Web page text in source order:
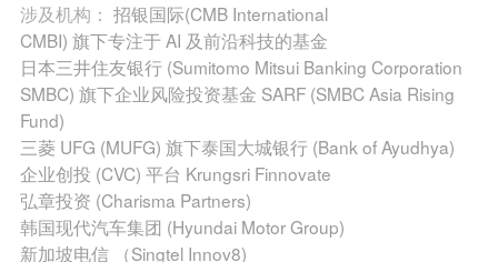
涉及机构： 招银国际(CMB International
CMBI) 旗下专注于 AI 及前沿科技的基金
日本三井住友银行 (Sumitomo Mitsui Banking Corporation
SMBC) 旗下企业风险投资基金 SARF (SMBC Asia Rising
Fund)
三菱 UFG (MUFG) 旗下泰国大城银行 (Bank of Ayudhya)
企业创投 (CVC) 平台 Krungsri Finnovate
弘章投资 (Charisma Partners)
韩国现代汽车集团 (Hyundai Motor Group)
新加坡电信 （Singtel Innov8)